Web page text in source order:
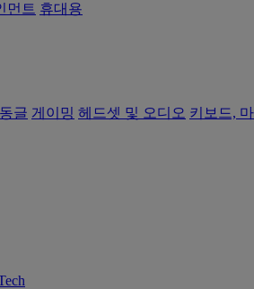
먼트 휴대용
글 게이밍 헤드셋 및 오디오 키보드,